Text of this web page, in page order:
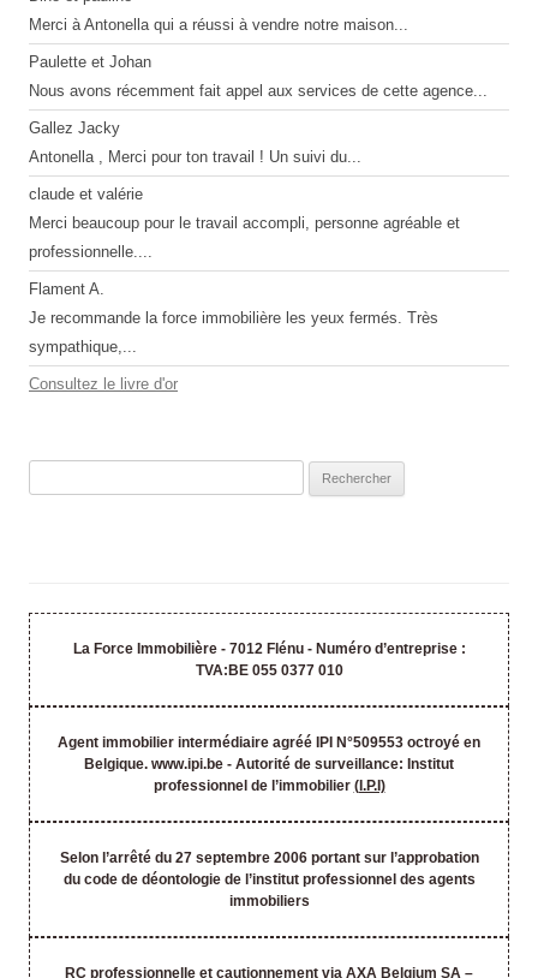
Merci à Antonella qui a réussi à vendre notre maison...
Paulette et Johan
Nous avons récemment fait appel aux services de cette agence...
Gallez Jacky
Antonella , Merci pour ton travail ! Un suivi du...
claude et valérie
Merci beaucoup pour le travail accompli, personne agréable et
professionnelle....
Flament A.
Je recommande la force immobilière les yeux fermés. Très
sympathique,...
Consultez le livre d'or
La Force Immobilière - 7012 Flénu - Numéro d’entreprise :
TVA:BE 055 0377 010
Agent immobilier intermédiaire agréé IPI N°509553 octroyé en
Belgique. www.ipi.be - Autorité de surveillance: Institut
professionnel de l’immobilier (I.P.I)
Selon l’arrêté du 27 septembre 2006 portant sur l’approbation
du code de déontologie de l’institut professionnel des agents
immobiliers
RC professionnelle et cautionnement via AXA Belgium SA –